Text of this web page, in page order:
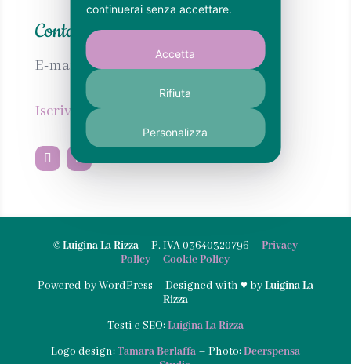
Contatti
E-mail: info@calabrianellanima.com
Iscriviti alla newsletter
© Luigina La Rizza– P. IVA 03640320796 – Privacy
Policy –Cookie Policy
Powered by WordPress – Designed with ♥︎ byLuigina La
Rizza
Testi e SEO:Luigina La Rizza
Logo design:Tamara Berlaffa – Photo:Deerspensa
continuerai senza accettare.
Accetta
Rifiuta
Personalizza